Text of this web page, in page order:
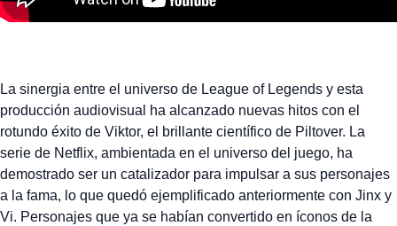
La sinergia entre el universo de League of Legends y esta
producción audiovisual ha alcanzado nuevas hitos con el
rotundo éxito de Viktor, el brillante científico de Piltover. La
serie de Netflix, ambientada en el universo del juego, ha
demostrado ser un catalizador para impulsar a sus personajes
a la fama, lo que quedó ejemplificado anteriormente con Jinx y
Vi. Personajes que ya se habían convertido en íconos de la